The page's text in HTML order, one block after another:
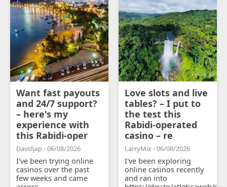
Want fast payouts
and 24/7 support?
– here's my
experience with
this Rabidi-oper
Davidjap - 06/08/2026
I've been trying online
casinos over the past
few weeks and came
Love slots and live
tables? – I put to
the test this
Rabidi-operated
casino – re
LarryMix - 06/08/2026
I've been exploring
online casinos recently
and ran into